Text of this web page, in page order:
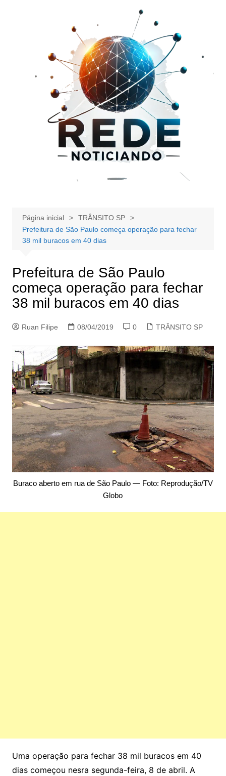
Página inicial
TRÂNSITO SP
Prefeitura de São Paulo começa operação para fechar
38 mil buracos em 40 dias
Prefeitura de São Paulo
começa operação para fechar
38 mil buracos em 40 dias
Ruan Filipe 08/04/2019 0 TRÂNSITO SP
Buraco aberto em rua de São Paulo — Foto: Reprodução/TV
Globo
Uma operação para fechar 38 mil buracos em 40
dias começou nesra segunda-feira, 8 de abril. A